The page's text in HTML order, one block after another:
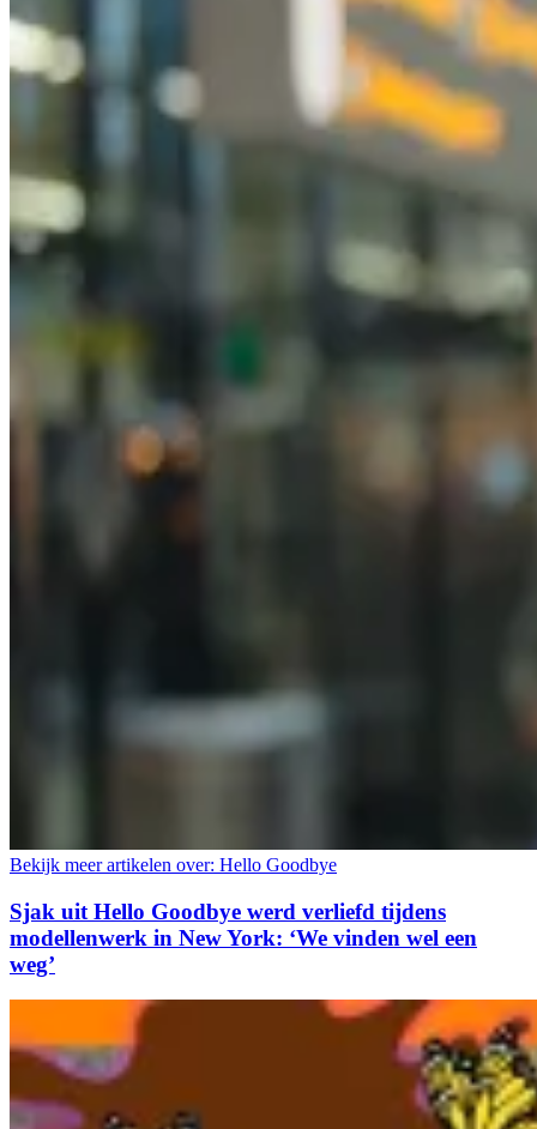
Bekijk meer artikelen over: Hello Goodbye
Sjak uit Hello Goodbye werd verliefd tijdens
modellenwerk in New York: ‘We vinden wel een
weg’